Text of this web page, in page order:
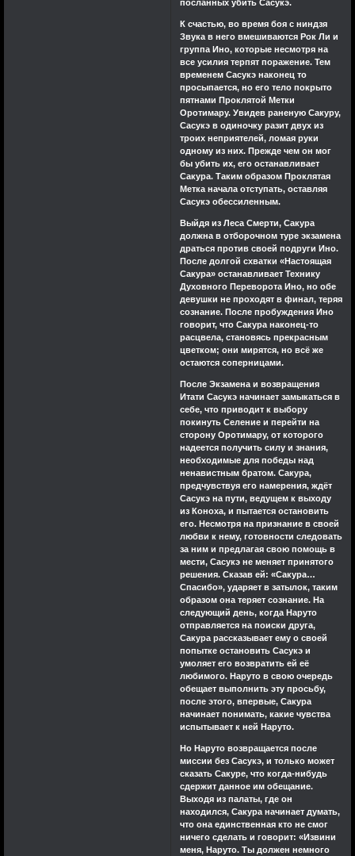
посланных убить Сасукэ.
К счастью, во время боя с ниндзя
Звука в него вмешиваются Рок Ли и
группа Ино, которые несмотря на
все усилия терпят поражение. Тем
временем Сасукэ наконец то
просыпается, но его тело покрыто
пятнами Проклятой Метки
Оротимару. Увидев раненую Сакуру,
Сасукэ в одиночку разит двух из
троих неприятелей, ломая руки
одному из них. Прежде чем он мог
бы убить их, его останавливает
Сакура. Таким образом Проклятая
Метка начала отступать, оставляя
Сасукэ обессиленным.
Выйдя из Леса Смерти, Сакура
должна в отборочном туре экзамена
драться против своей подруги Ино.
После долгой схватки «Настоящая
Сакура» останавливает Технику
Духовного Переворота Ино, но обе
девушки не проходят в финал, теряя
сознание. После пробуждения Ино
говорит, что Сакура наконец-то
расцвела, становясь прекрасным
цветком; они мирятся, но всё же
остаются соперницами.
После Экзамена и возвращения
Итати Сасукэ начинает замыкаться в
себе, что приводит к выбору
покинуть Селение и перейти на
сторону Оротимару, от которого
надеется получить силу и знания,
необходимые для победы над
ненавистным братом. Сакура,
предчувствуя его намерения, ждёт
Сасукэ на пути, ведущем к выходу
из Коноха, и пытается остановить
его. Несмотря на признание в своей
любви к нему, готовности следовать
за ним и предлагая свою помощь в
мести, Сасукэ не меняет принятого
решения. Сказав ей: «Сакура…
Спасибо», ударяет в затылок, таким
образом она теряет сознание. На
следующий день, когда Наруто
отправляется на поиски друга,
Сакура рассказывает ему о своей
попытке остановить Сасукэ и
умоляет его возвратить ей её
любимого. Наруто в свою очередь
обещает выполнить эту просьбу,
после этого, впервые, Сакура
начинает понимать, какие чувства
испытывает к ней Наруто.
Но Наруто возвращается после
миссии без Сасукэ, и только может
сказать Сакуре, что когда-нибудь
сдержит данное им обещание.
Выходя из палаты, где он
находился, Сакура начинает думать,
что она единственная кто не смог
ничего сделать и говорит: «Извини
меня, Наруто. Ты должен немного